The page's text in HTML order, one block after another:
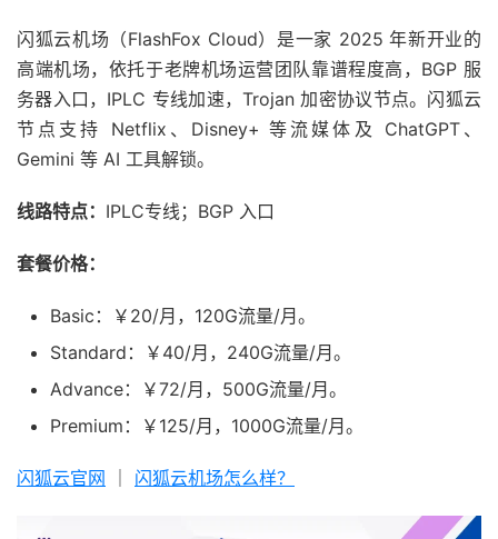
闪狐云机场（FlashFox Cloud）是一家 2025 年新开业的
高端机场，依托于老牌机场运营团队靠谱程度高，BGP 服
务器入口，IPLC 专线加速，Trojan 加密协议节点。闪狐云
节点支持 Netflix、Disney+ 等流媒体及 ChatGPT、
Gemini 等 AI 工具解锁。
线路特点： IPLC专线；BGP 入口
套餐价格：
Basic：￥20/月，120G流量/月。
Standard：￥40/月，240G流量/月。
Advance：￥72/月，500G流量/月。
Premium：￥125/月，1000G流量/月。
闪狐云官网 闪狐云机场怎么样？